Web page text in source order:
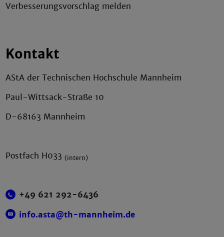
Verbesserungsvorschlag melden
Kontakt
AStA der Technischen Hochschule Mannheim
Paul-Wittsack-Straße 10
D-68163 Mannheim
Postfach H033(intern)
+49 621 292-6436
info.asta@th-mannheim.de